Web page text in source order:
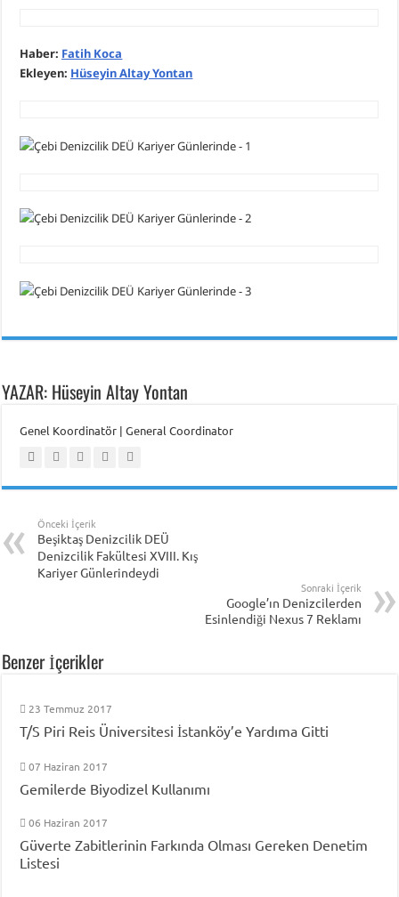
Haber: Fatih Koca
Ekleyen: Hüseyin Altay Yontan
YAZAR: Hüseyin Altay Yontan
Genel Koordinatör | General Coordinator
Önceki İçerik
Beşiktaş Denizcilik DEÜ
Denizcilik Fakültesi XVIII. Kış
Kariyer Günlerindeydi
Sonraki İçerik
Google’ın Denizcilerden
Esinlendiği Nexus 7 Reklamı
Benzer İçerikler
23 Temmuz 2017
T/S Piri Reis Üniversitesi İstanköy’e Yardıma Gitti
07 Haziran 2017
Gemilerde Biyodizel Kullanımı
06 Haziran 2017
Güverte Zabitlerinin Farkında Olması Gereken Denetim
Listesi